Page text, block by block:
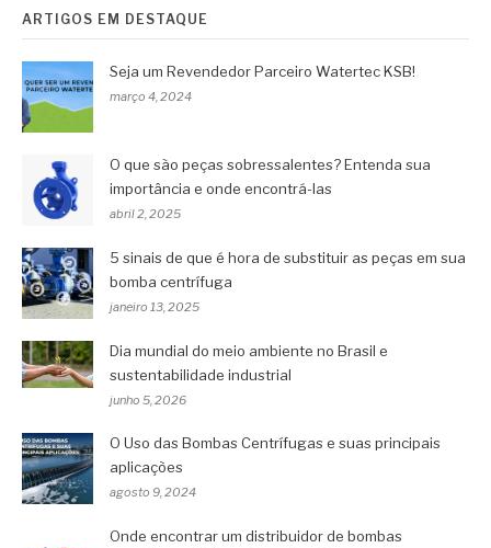
ARTIGOS EM DESTAQUE
Seja um Revendedor Parceiro Watertec KSB!
março 4, 2024
O que são peças sobressalentes? Entenda sua
importância e onde encontrá-las
abril 2, 2025
5 sinais de que é hora de substituir as peças em sua
bomba centrífuga
janeiro 13, 2025
Dia mundial do meio ambiente no Brasil e
sustentabilidade industrial
junho 5, 2026
O Uso das Bombas Centrífugas e suas principais
aplicações
agosto 9, 2024
Onde encontrar um distribuidor de bombas